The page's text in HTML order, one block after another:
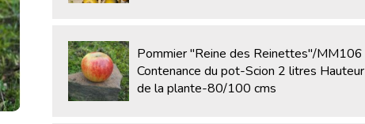
Pommier "Reine des Reinettes"/MM106
Contenance du pot-Scion 2 litres Hauteur
de la plante-80/100 cms